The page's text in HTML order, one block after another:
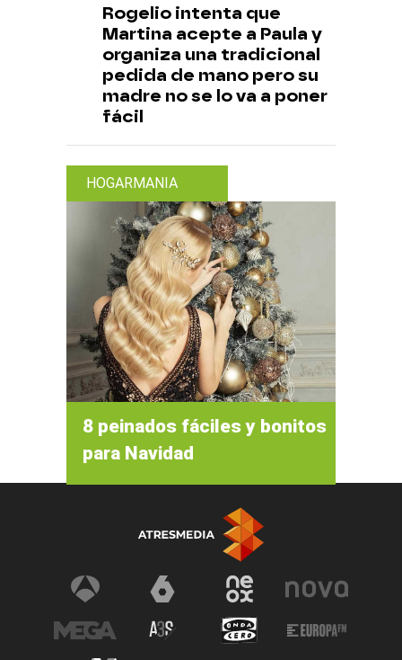
Rogelio intenta que
Martina acepte a Paula y
organiza una tradicional
pedida de mano pero su
madre no se lo va a poner
fácil
HOGARMANIA
8 peinados fáciles y bonitos
para Navidad